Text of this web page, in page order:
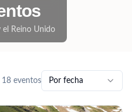
el Reino Unido
18 eventos Por fecha